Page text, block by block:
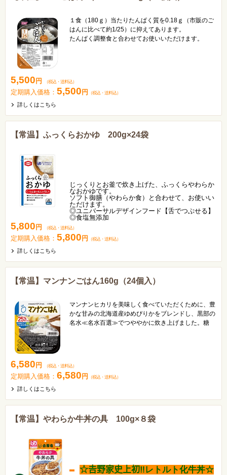
１食（180ｇ）当たりたんぱく質を0.18ｇ（市販のご
はんに比べて約1/25）に抑えてあります。
たんぱく調整食と合わせてお使いいただけます。
5,500 円 （税込・ 送料込）
定期購入価格： 5,500 円 （税込・ 送料込）
詳しくはこちら
【常温】ふっくらおかゆ 200g×24袋
じっくりとお釜で炊き上げた、ふっくらやわらか
なおかゆです。
ソフト御膳（やわらか食）と合わせて、お使いい
ただけます。
◎ユニバーサルデザインフード【舌でつぶせる】
◎食塩無添加
5,800 円 （税込・ 送料込）
定期購入価格： 5,800 円 （税込・ 送料込）
詳しくはこちら
【常温】マンナンごはん160g（24個入）
マンナンヒカリを美味しく食べていただくために、豊
かな甘みの北海道産ゆめぴりかをブレンドし、黒部の
名水≪名水百選≫でつややかに炊き上げました。糖
6,580 円 （税込・ 送料込）
定期購入価格： 6,580 円 （税込・ 送料込）
詳しくはこちら
【常温】やわらか牛丼の具 100g×８袋
☆𠮷野家史上初‼レトルト化牛丼☆